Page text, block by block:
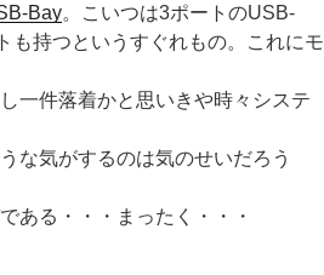
Bay。こいつは3ポートのUSB-
も持つというすぐれもの。これにモ
一件落着かと思いきや時々システ
な気がするのは気のせいだろう
ある・・・まったく・・・